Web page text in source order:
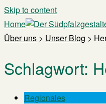
Skip to content
Home
Über uns > Unser Blog >
Schlagwort:
Regionales